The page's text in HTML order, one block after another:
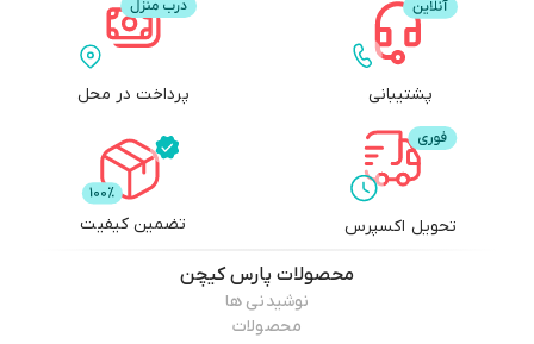
پشتیبانی پرداخت در محل
تحویل اکسپرس تضمین کیفیت
محصولات پارس کیچن
نوشیدنی ها
محصولات